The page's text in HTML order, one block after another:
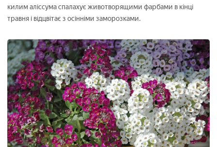
килим аліссума спалахує животворящими фарбами в кінці
травня і відцвітає з осінніми заморозками.